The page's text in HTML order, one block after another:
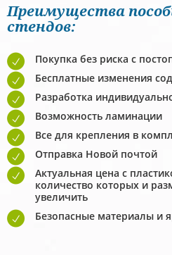
Преимущества
стендов:
Покупка без риска с
Бесплатные изменения
Разработка
Возможность ламинации
Все для крепления в
Отправка Новой почтой
Актуальная цена с
количество которых и
увеличить
Безопасные материалы и